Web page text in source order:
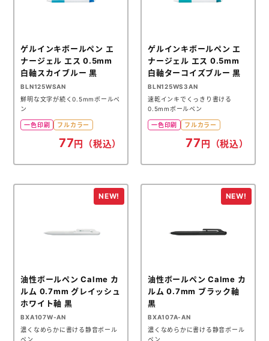
ゲルインキボールペン エ
ナージェル エス 0.5mm
白軸スカイブルー 黒
BLN125WSAN
鮮明な文字が続く0.5mmボールペ
ン
一色印刷 フルカラー
77円（税込）
ゲルインキボールペン エ
ナージェル エス 0.5mm
白軸ターコイズブルー 黒
BLN125WS3AN
速乾インキでくっきり書ける
0.5mmボールペン
一色印刷 フルカラー
77円（税込）
油性ボールペン Calme カ
ルム 0.7mm グレイッシュ
ホワイト軸 黒
BXA107W-AN
濃くなめらかに書ける静音ボール
ペン
油性ボールペン Calme カ
ルム 0.7mm ブラック軸
黒
BXA107A-AN
濃くなめらかに書ける静音ボール
ペン